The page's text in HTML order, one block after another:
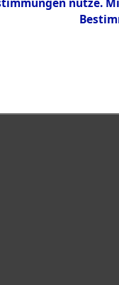
nutze.